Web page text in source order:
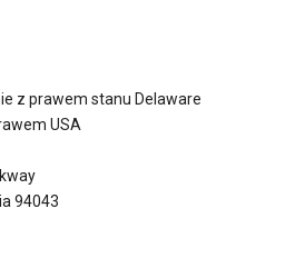
z prawem stanu Delaware
USA
94043